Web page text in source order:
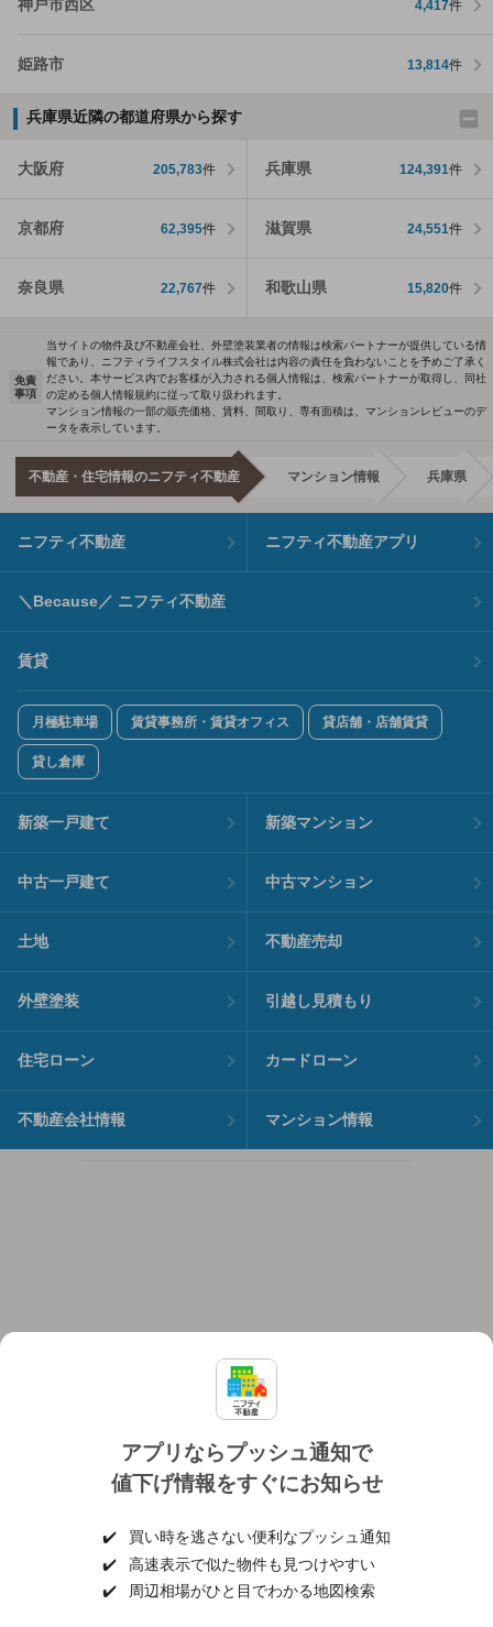
神戸市西区 4,417件
姫路市 13,814件
兵庫県近隣の都道府県から探す
大阪府 205,783件 兵庫県 124,391件
京都府 62,395件 滋賀県 24,551件
奈良県 22,767件 和歌山県 15,820件
アプリならプッシュ通知で
値下げ情報をすぐにお知らせ
✔️
買い時を逃さない便利なプッシュ通知
✔️
高速表示で似た物件も見つけやすい
✔️
周辺相場がひと目でわかる地図検索
免責
事項
当サイトの物件及び不動産会社、外壁塗装業者の情報は検索パートナーが提供している情
報であり、ニフティライフスタイル株式会社は内容の責任を負わないことを予めご了承く
ださい。本サービス内でお客様が入力される個人情報は、検索パートナーが取得し、同社
の定める個人情報規約に従って取り扱われます。
マンション情報の一部の販売価格、賃料、間取り、専有面積は、マンションレビューのデ
ータを表示しています。
不動産・住宅情報のニフティ不動産 マンション情報 兵庫県
ニフティ不動産 ニフティ不動産アプリ
＼Because／ ニフティ不動産
賃貸
月極駐車場 賃貸事務所・賃貸オフィス 貸店舗・店舗賃貸
貸し倉庫
新築一戸建て 新築マンション
中古一戸建て 中古マンション
土地 不動産売却
外壁塗装 引越し見積もり
住宅ローン カードローン
不動産会社情報 マンション情報
個人情報保護ポリシー 利用規約
ヘルプ・お問い合わせ 採用情報